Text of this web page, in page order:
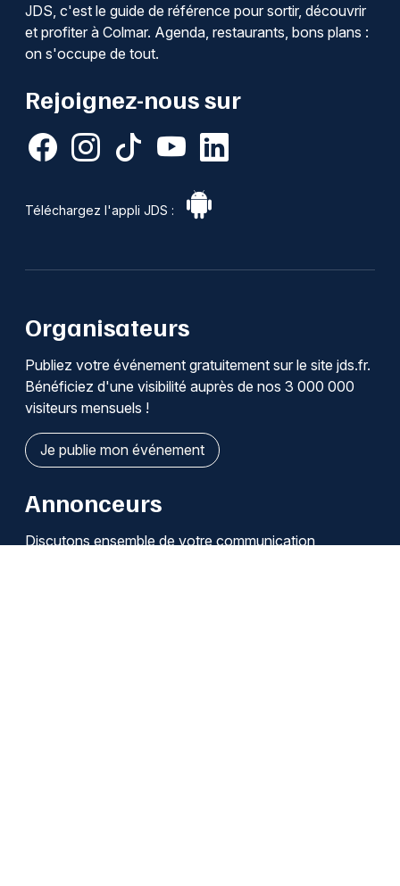
JDS, c'est le guide de référence pour sortir, découvrir
et profiter à Colmar. Agenda, restaurants, bons plans :
on s'occupe de tout.
Rejoignez-nous sur
Téléchargez l'appli JDS :
Organisateurs
Publiez votre événement gratuitement sur le site jds.fr.
Bénéficiez d'une visibilité auprès de nos 3 000 000
visiteurs mensuels !
Je publie mon événement
Annonceurs
Discutons ensemble de votre communication